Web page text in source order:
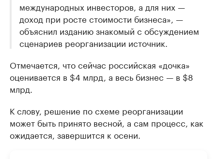
международных инвесторов, а для них —
доход при росте стоимости бизнеса», —
объяснил изданию знакомый с обсуждением
сценариев реорганизации источник.
Отмечается, что сейчас российская «дочка»
оценивается в $4 млрд, а весь бизнес — в $8
млрд.
К слову, решение по схеме реорганизации
может быть принято весной, а сам процесс, как
ожидается, завершится к осени.